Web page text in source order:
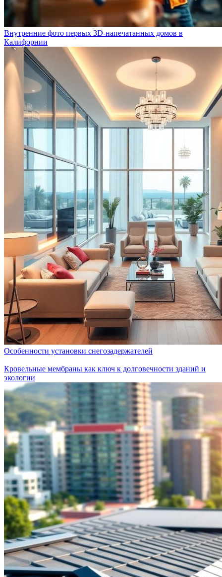
Внутренние фото первых 3D-напечатанных домов в
Калифорнии
Особенности установки снегозадержателей
Кровельные мембраны как ключ к долговечности зданий и
экологии